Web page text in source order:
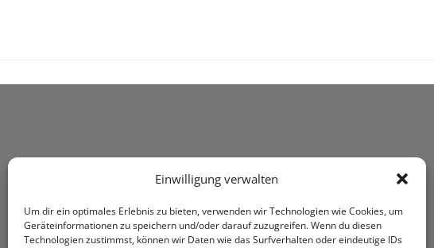
Einwilligung verwalten
Um dir ein optimales Erlebnis zu bieten, verwenden wir Technologien wie Cookies, um
Geräteinformationen zu speichern und/oder darauf zuzugreifen. Wenn du diesen
Technologien zustimmst, können wir Daten wie das Surfverhalten oder eindeutige IDs